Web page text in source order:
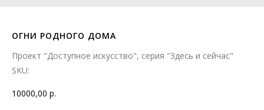
ОГНИ РОДНОГО ДОМА
Проект "Доступное искусство", серия "Здесь и сейчас"
SKU:
10000,00 р.